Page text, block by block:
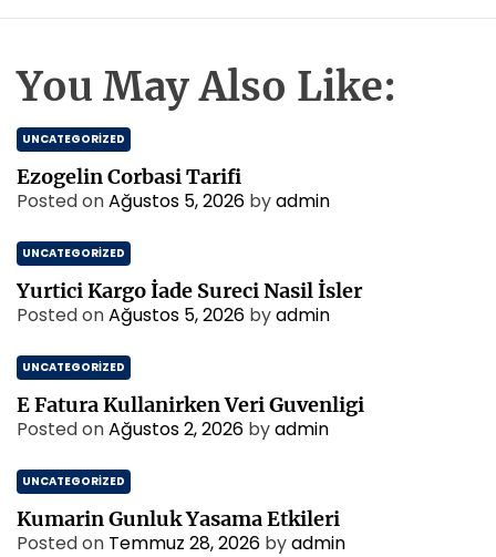
You May Also Like:
UNCATEGORIZED
Ezogelin Corbasi Tarifi
Posted onAğustos 5, 2026 byadmin
UNCATEGORIZED
Yurtici Kargo İade Sureci Nasil İsler
Posted onAğustos 5, 2026 byadmin
UNCATEGORIZED
E Fatura Kullanirken Veri Guvenligi
Posted onAğustos 2, 2026 byadmin
UNCATEGORIZED
Kumarin Gunluk Yasama Etkileri
Posted on Temmuz 28, 2026 byadmin